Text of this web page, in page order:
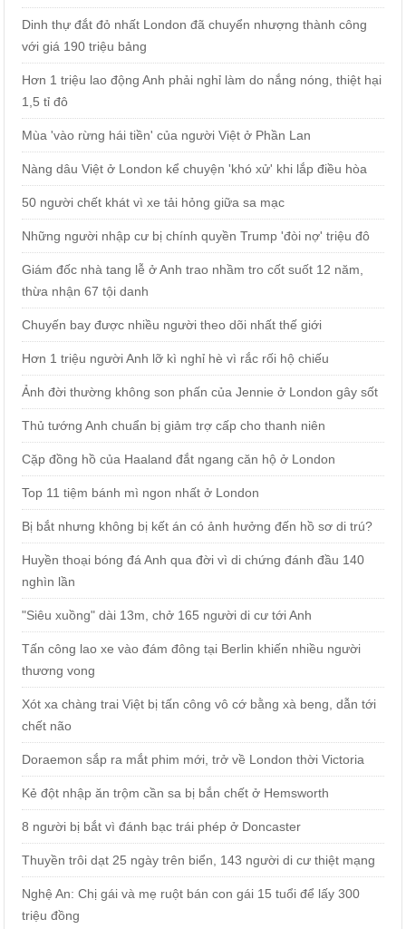
Dinh thự đắt đỏ nhất London đã chuyển nhượng thành công
với giá 190 triệu bảng
Hơn 1 triệu lao động Anh phải nghỉ làm do nắng nóng, thiệt hại
1,5 tỉ đô
Mùa 'vào rừng hái tiền' của người Việt ở Phần Lan
Nàng dâu Việt ở London kể chuyện 'khó xử' khi lắp điều hòa
50 người chết khát vì xe tải hỏng giữa sa mạc
Những người nhập cư bị chính quyền Trump 'đòi nợ' triệu đô
Giám đốc nhà tang lễ ở Anh trao nhầm tro cốt suốt 12 năm,
thừa nhận 67 tội danh
Chuyến bay được nhiều người theo dõi nhất thế giới
Hơn 1 triệu người Anh lỡ kì nghỉ hè vì rắc rối hộ chiếu
Ảnh đời thường không son phấn của Jennie ở London gây sốt
Thủ tướng Anh chuẩn bị giảm trợ cấp cho thanh niên
Cặp đồng hồ của Haaland đắt ngang căn hộ ở London
Top 11 tiệm bánh mì ngon nhất ở London
Bị bắt nhưng không bị kết án có ảnh hưởng đến hồ sơ di trú?
Huyền thoại bóng đá Anh qua đời vì di chứng đánh đầu 140
nghìn lần
"Siêu xuồng" dài 13m, chở 165 người di cư tới Anh
Tấn công lao xe vào đám đông tại Berlin khiến nhiều người
thương vong
Xót xa chàng trai Việt bị tấn công vô cớ bằng xà beng, dẫn tới
chết não
Doraemon sắp ra mắt phim mới, trở về London thời Victoria
Kẻ đột nhập ăn trộm cần sa bị bắn chết ở Hemsworth
8 người bị bắt vì đánh bạc trái phép ở Doncaster
Thuyền trôi dạt 25 ngày trên biển, 143 người di cư thiệt mạng
Nghệ An: Chị gái và mẹ ruột bán con gái 15 tuổi để lấy 300
triệu đồng